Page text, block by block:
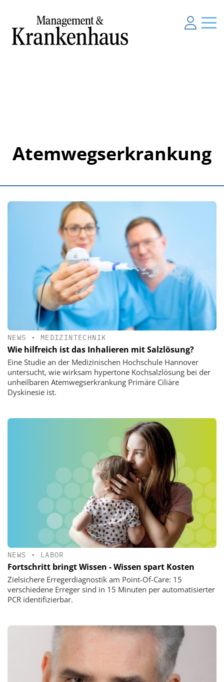
Atemwegserkrankung
NEWS • MEDIZINTECHNIK
Wie hilfreich ist das Inhalieren mit Salzlösung?
Eine Studie an der Medizinischen Hochschule Hannover
untersucht, wie wirksam hypertone Kochsalzlösung bei der
unheilbaren Atemwegserkrankung Primäre Ciliäre
Dyskinesie ist.
NEWS • LABOR
Fortschritt bringt Wissen - Wissen spart Kosten
Zielsichere Erregerdiagnostik am Point-Of-Care: 15
verschiedene Erreger sind in 15 Minuten per automatisierter
PCR identifizierbar.